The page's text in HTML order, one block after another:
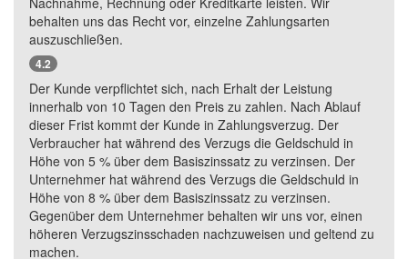
behalten uns das Recht vor, einzelne Zahlungsarten
auszuschließen.
4.2
Der Kunde verpflichtet sich, nach Erhalt der Leistung
innerhalb von 10 Tagen den Preis zu zahlen. Nach Ablauf
dieser Frist kommt der Kunde in Zahlungsverzug. Der
Verbraucher hat während des Verzugs die Geldschuld in
Höhe von 5 % über dem Basiszinssatz zu verzinsen. Der
Unternehmer hat während des Verzugs die Geldschuld in
Höhe von 8 % über dem Basiszinssatz zu verzinsen.
Gegenüber dem Unternehmer behalten wir uns vor, einen
höheren Verzugszinsschaden nachzuweisen und geltend zu
machen.